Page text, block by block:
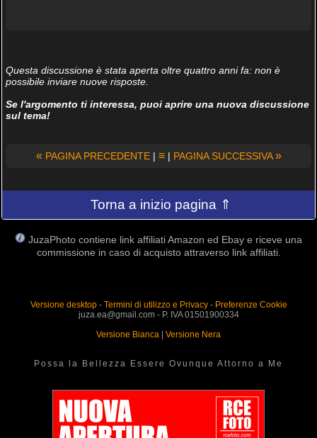
Questa discussione è stata aperta oltre quattro anni fa: non è
possibile inviare nuove risposte.
Se l'argomento ti interessa, puoi aprire una nuova discussione
sul tema!
« PAGINA PRECEDENTE| ≡| PAGINA SUCCESSIVA»
Torna a inizio pagina ⇑
JuzaPhoto contiene link affiliati Amazon ed Ebay e riceve una
commissione in caso di acquisto attraverso link affiliati.
Versione desktop- Termini di utilizzo e Privacy- Preferenze Cookie
juza.ea@gmail.com - P. IVA 01501900334
Versione Bianca | Versione Nera
Possa la Bellezza Essere Ovunque Attorno a Me